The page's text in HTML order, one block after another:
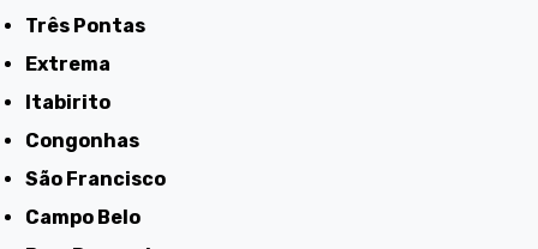
Três Pontas
Extrema
Itabirito
Congonhas
São Francisco
Campo Belo